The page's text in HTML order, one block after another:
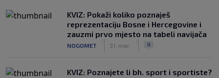
KVIZ: Pokaži koliko poznaješ
reprezentaciju Bosne i Hercegovine i
zauzmi prvo mjesto na tabeli navijača
NOGOMET 31. mar. 0
KVIZ: Poznajete li bh. sport i sportiste?